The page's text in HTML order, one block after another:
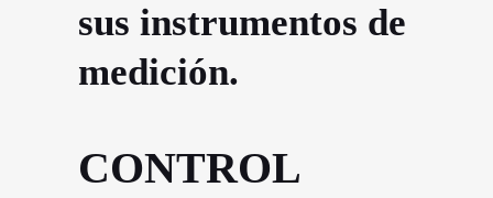
sus instrumentos de
medición.
CONTROL